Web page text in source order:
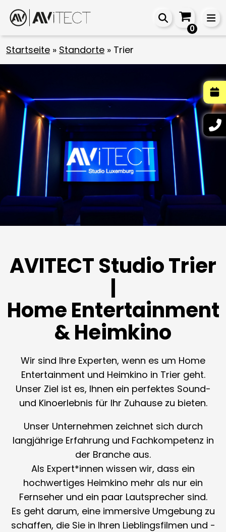
0
Startseite » Standorte » Trier
AVITECT Studio Trier
|
Home Entertainment
& Heimkino
Wir sind Ihre Experten, wenn es um Home
Entertainment und Heimkino in Trier geht.
Unser Ziel ist es, Ihnen ein perfektes Sound-
und Kinoerlebnis für Ihr Zuhause zu bieten.
Unser Unternehmen zeichnet sich durch
langjährige Erfahrung und Fachkompetenz in
der Branche aus.
Als Expert*innen wissen wir, dass ein
hochwertiges Heimkino mehr als nur ein
Fernseher und ein paar Lautsprecher sind.
Es geht darum, eine immersive Umgebung zu
schaffen, die Sie in Ihren Lieblingsfilmen und -